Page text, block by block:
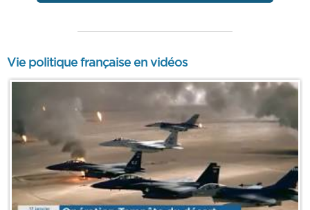
Vie politique française en vidéos